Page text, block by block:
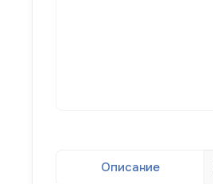
Описание